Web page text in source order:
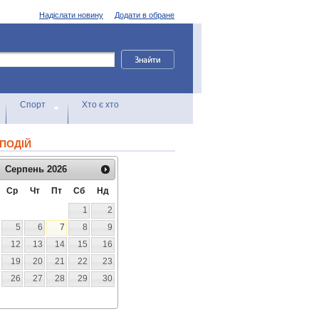
Додати в обране
Надіслати новину
Спорт Хто є хто
Серпень 2026
Ср Чт Пт Сб
Нд
1
2
5 6 7 8
9
12 13 14 15
16
19 20 21 22
23
26 27 28 29
30